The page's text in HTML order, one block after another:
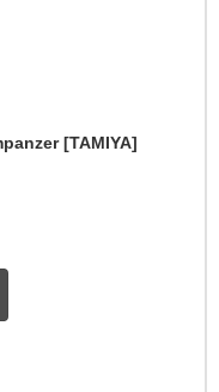
[TAMIYA]